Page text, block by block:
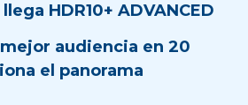
HDR10+ ADVANCED
audiencia en 20
el panorama